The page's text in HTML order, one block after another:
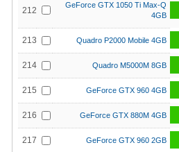
212
GeForce GTX 1050 Ti Max-Q
4GB
213 Quadro P2000 Mobile 4GB
214 Quadro M5000M 8GB
215 GeForce GTX 960 4GB
216 GeForce GTX 880M 4GB
217 GeForce GTX 960 2GB